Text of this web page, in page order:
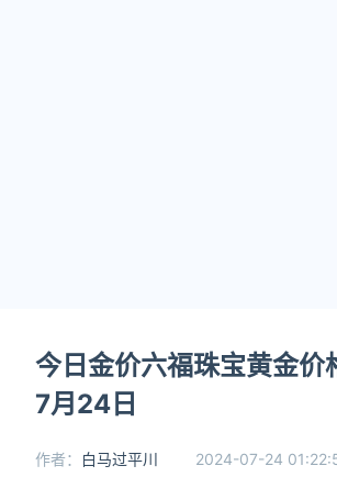
今日金价六福珠宝黄金
7月24日
作者： 白马过平川 2024-07-24